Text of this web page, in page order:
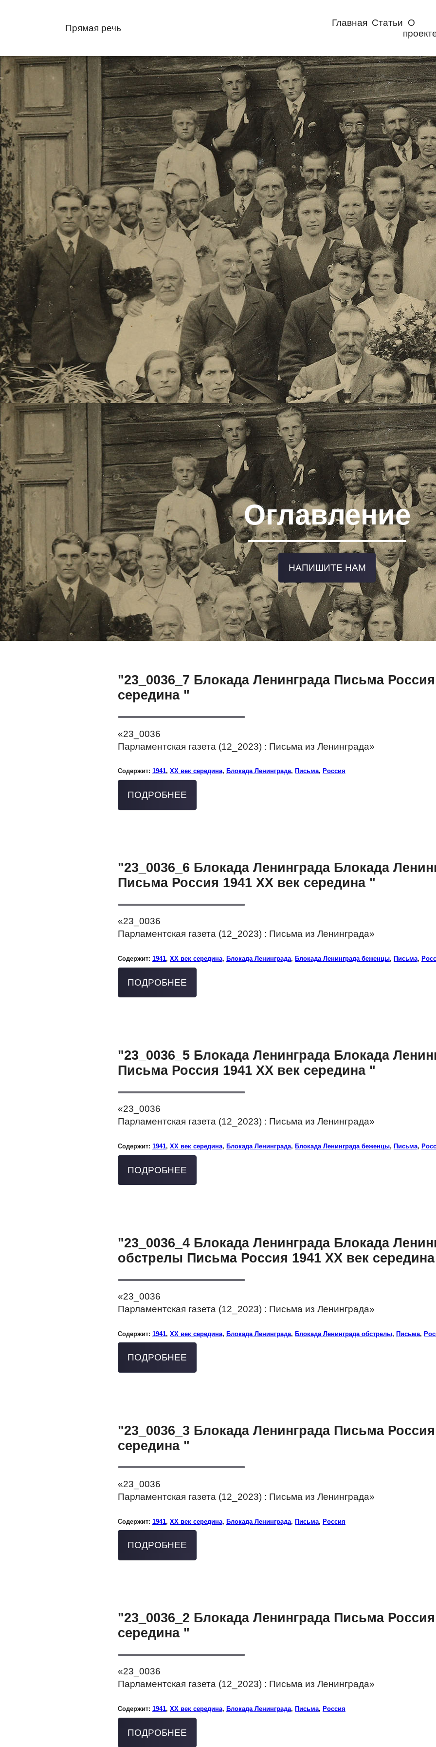
Прямая речь
Главная Статьи О
Оглавление
НАПИШИТЕ НАМ
"23_0036_7 Блокада Ленинграда Письма
середина "
«23_0036
Парламентская газета (12_2023) : Письма из Ленинграда»
Содержит: 1941, XX век середина, Блокада Ленинграда, Письма, Россия
ПОДРОБНЕЕ
"23_0036_6 Блокада Ленинграда Блокада
Письма Россия 1941 XX век середина "
«23_0036
Парламентская газета (12_2023) : Письма из Ленинграда»
Содержит: 1941, XX век середина, Блокада Ленинграда, Блокада Ленинграда беженцы, Письма,
ПОДРОБНЕЕ
"23_0036_5 Блокада Ленинграда Блокада
Письма Россия 1941 XX век середина "
«23_0036
Парламентская газета (12_2023) : Письма из Ленинграда»
Содержит: 1941, XX век середина, Блокада Ленинграда, Блокада Ленинграда беженцы, Письма,
ПОДРОБНЕЕ
"23_0036_4 Блокада Ленинграда Блокада
обстрелы Письма Россия 1941 XX век
«23_0036
Парламентская газета (12_2023) : Письма из Ленинграда»
Содержит: 1941, XX век середина, Блокада Ленинграда, Блокада Ленинграда обстрелы, Письма,
ПОДРОБНЕЕ
"23_0036_3 Блокада Ленинграда Письма
середина "
«23_0036
Парламентская газета (12_2023) : Письма из Ленинграда»
Содержит: 1941, XX век середина, Блокада Ленинграда, Письма, Россия
ПОДРОБНЕЕ
"23_0036_2 Блокада Ленинграда Письма
середина "
«23_0036
Парламентская газета (12_2023) : Письма из Ленинграда»
Содержит: 1941, XX век середина, Блокада Ленинграда, Письма, Россия
ПОДРОБНЕЕ